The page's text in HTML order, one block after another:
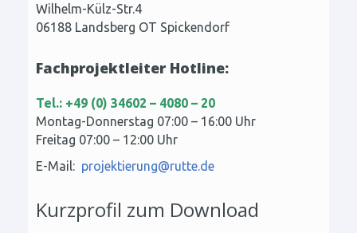
Wilhelm-Külz-Str.4
06188 Landsberg OT Spickendorf
Fachprojektleiter Hotline:
Tel.: +49 (0) 34602 – 4080 – 20
Montag-Donnerstag 07:00 – 16:00 Uhr
Freitag 07:00 – 12:00 Uhr
E-Mail: projektierung@rutte.de
Kurzprofil zum Download